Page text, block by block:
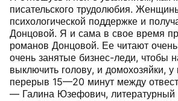
писательского трудолюбия.
психологической поддержке и
Донцовой. Я и сама в свое время
романов Донцовой. Ее читают
очень занятые бизнес-леди, чтобы
выключить голову, и домохозяйки, у
перерыв 15—20 минут между
— Галина Юзефович, литературный